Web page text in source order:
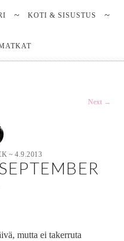
KOTI & SISUSTUS
Next →
~ 4.9.2013
mutta ei takerruta